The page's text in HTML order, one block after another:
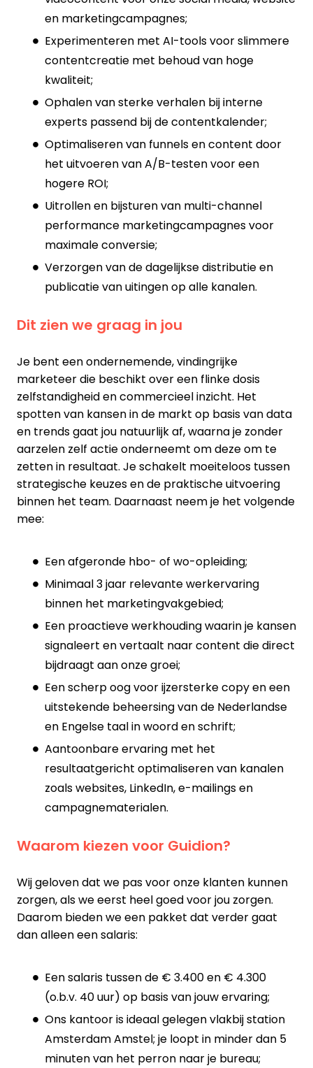
en marketingcampagnes;
Experimenteren met AI-tools voor slimmere
contentcreatie met behoud van hoge
kwaliteit;
Ophalen van sterke verhalen bij interne
experts passend bij de contentkalender;
Optimaliseren van funnels en content door
het uitvoeren van A/B-testen voor een
hogere ROI;
Uitrollen en bijsturen van multi-channel
performance marketingcampagnes voor
maximale conversie;
Verzorgen van de dagelijkse distributie en
publicatie van uitingen op alle kanalen.
Dit zien we graag in jou
Je bent een ondernemende, vindingrijke
marketeer die beschikt over een flinke dosis
zelfstandigheid en commercieel inzicht. Het
spotten van kansen in de markt op basis van data
en trends gaat jou natuurlijk af, waarna je zonder
aarzelen zelf actie onderneemt om deze om te
zetten in resultaat. Je schakelt moeiteloos tussen
strategische keuzes en de praktische uitvoering
binnen het team. Daarnaast neem je het volgende
mee:
Een afgeronde hbo- of wo-opleiding;
Minimaal 3 jaar relevante werkervaring
binnen het marketingvakgebied;
Een proactieve werkhouding waarin je kansen
signaleert en vertaalt naar content die direct
bijdraagt aan onze groei;
Een scherp oog voor ijzersterke copy en een
uitstekende beheersing van de Nederlandse
en Engelse taal in woord en schrift;
Aantoonbare ervaring met het
resultaatgericht optimaliseren van kanalen
zoals websites, LinkedIn, e-mailings en
campagnematerialen.
Waarom kiezen voor Guidion?
Wij geloven dat we pas voor onze klanten kunnen
zorgen, als we eerst heel goed voor jou zorgen.
Daarom bieden we een pakket dat verder gaat
dan alleen een salaris:
Een salaris tussen de € 3.400 en € 4.300
(o.b.v. 40 uur) op basis van jouw ervaring;
Ons kantoor is ideaal gelegen vlakbij station
Amsterdam Amstel; je loopt in minder dan 5
minuten van het perron naar je bureau;